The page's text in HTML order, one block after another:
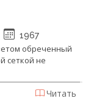
1967
обреченный
сеткой не
Читать